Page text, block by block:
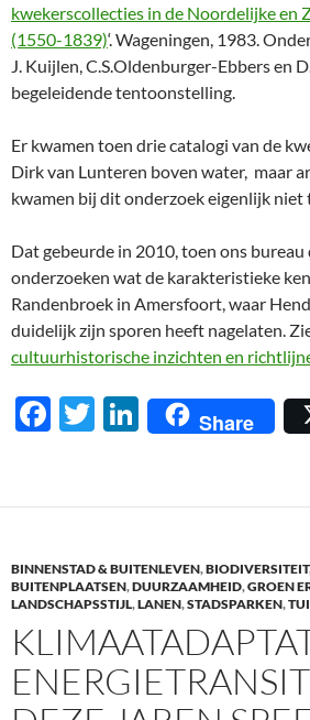
kwekerscollecties in de Noordelijke en
(1550-1839)‘. Wageningen, 1983.
J. Kuijlen, C.S.Oldenburger-Ebbers en
begeleidende tentoonstelling.
Er kwamen toen drie catalogi van de
Dirk van Lunteren boven water, maar
kwamen bij dit onderzoek eigenlijk niet
Dat gebeurde in 2010, toen ons
onderzoeken wat de karakteristieke
Randenbroek in Amersfoort, waar
duidelijk zijn sporen heeft nagelaten.
cultuurhistorische inzichten en
F
b
o
o
k
T
er
Li
n
e
dI
n
Share
BINNENSTAD & BUITENLEVEN,BIODIVERSITEIT
BUITENPLAATSEN,DUURZAAMHEID,GROEN
LANDSCHAPSSTIJL,LANEN,STADSPARKEN,